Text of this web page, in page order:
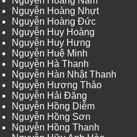
Nguyễn Hoàng Nhựt
Nguyễn Hoàng Đức
Nguyễn Huy Hoàng
Nguyễn Huy Hưng
Nguyễn Huệ Minh
Nguyễn Hà Thanh
Nguyễn Hàn Nhật Thanh
Nguyễn Hương Thảo
Nguyễn Hải Đăng
Nguyễn Hồng Diễm
Nguyễn Hồng Sơn
Nguyễn Hồng Thanh